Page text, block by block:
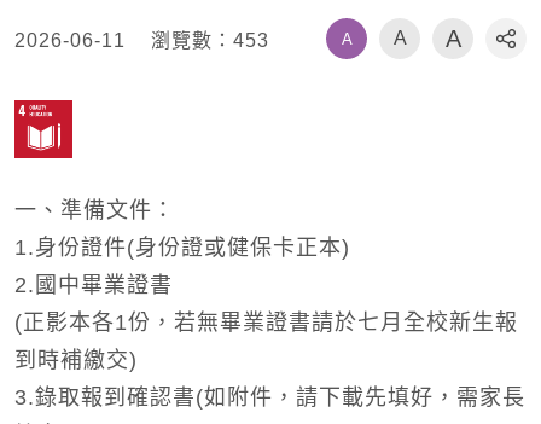
2026-06-11 瀏覽數： 453 A A A
社
一、準備文件：
1.身份證件(身份證或健保卡正本)
2.國中畢業證書
(正影本各1份，若無畢業證書請於七月全校新生報
到時補繳交)
3.錄取報到確認書(如附件，請下載先填好，需家長